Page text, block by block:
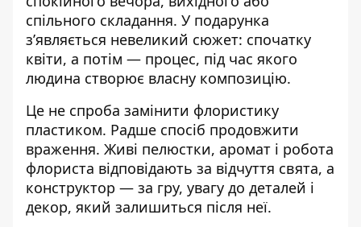
спільного складання. У подарунка
з’являється невеликий сюжет: спочатку
квіти, а потім — процес, під час якого
людина створює власну композицію.
Це не спроба замінити флористику
пластиком. Радше спосіб продовжити
враження. Живі пелюстки, аромат і робота
флориста відповідають за відчуття свята, а
конструктор — за гру, увагу до деталей і
декор, який залишиться після неї.